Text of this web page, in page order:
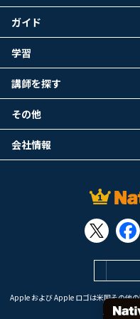
Apple および Apple ロゴは米国その他
Apple Inc.
ガイド
学習
講師を探す
その他
会社情報